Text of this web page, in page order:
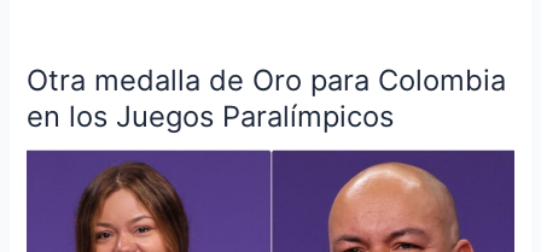
Otra medalla de Oro para Colombia
en los Juegos Paralímpicos
Otra
medalla
de
Colombia